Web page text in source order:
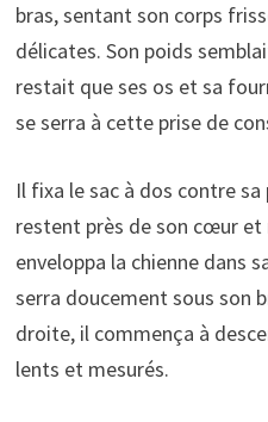
bras, sentant son corps
délicates. Son poids
restait que ses os et sa
se serra à cette prise de
Il fixa le sac à dos contre
restent près de son cœur et
enveloppa la chienne dans
serra doucement sous son
droite, il commença à
lents et mesurés.